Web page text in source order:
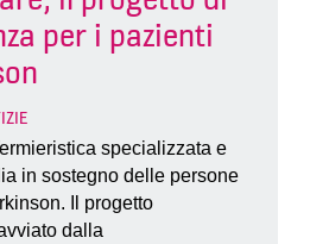
per i pazienti
specializzata e
in sostegno delle persone
Il progetto
dalla